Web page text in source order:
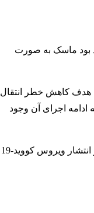
بود ماسک به صورت
وزیر بهداشت استرالیا اظهار داشت، مقررات استفاده اجباری از ماسک در پروازهای خارجی که از ژانویه سال 2021 با هدف کاهش خطر انتقال
به ادامه اجرای آن وجود
آقای باتلر به همه شهروندان استرالیایی که عازم سفر به خارج از کشور هستند، توصیه کرد به منظور حفظ سلامتی و پیشگیری از انتشار ویروس کووید-19